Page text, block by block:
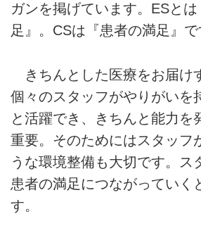
ガンを掲げています。ESと
足』。CSは『患者の満足』で
きちんとした医療をお届け
個々のスタッフがやりがいを
と活躍でき、きちんと能力を
重要。そのためにはスタッフ
うな環境整備も大切です。ス
患者の満足につながっていく
す。